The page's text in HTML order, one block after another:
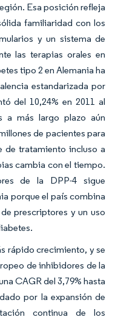
Esa posición refleja
familiaridad con los
y un sistema de
las terapias orales en
tipo 2 en Alemania ha
estandarizada por
del 10,24% en 2011 al
a más largo plazo aún
de pacientes para
de tratamiento incluso a
cambia con el tiempo.
de la DPP-4 sigue
porque el país combina
prescriptores y un uso
rápido crecimiento, y se
de inhibidores de la
CAGR del 3,79% hasta
por la expansión de
continua de los